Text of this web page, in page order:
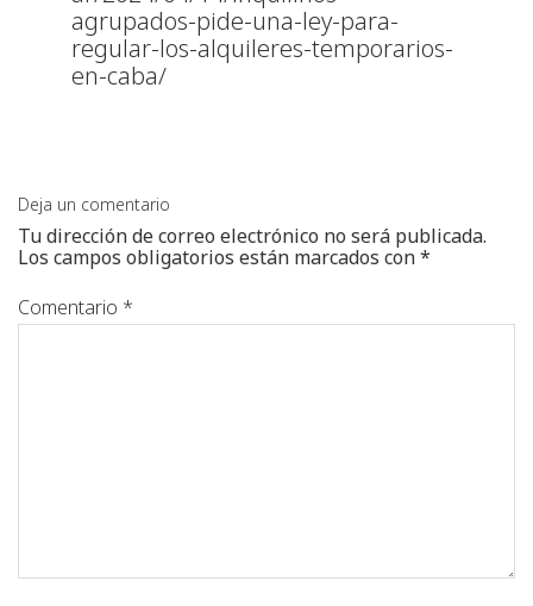
agrupados-pide-una-ley-para-
regular-los-alquileres-temporarios-
en-caba/
Deja un comentario
Tu dirección de correo electrónico no será publicada.
Los campos obligatorios están marcados con*
Comentario *